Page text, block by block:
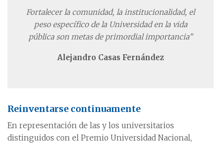
Fortalecer la comunidad, la institucionalidad, el
peso específico de la Universidad en la vida
pública son metas de primordial importancia”
Alejandro Casas Fernández
Reinventarse continuamente
En representación de las y los universitarios
distinguidos con el Premio Universidad Nacional,